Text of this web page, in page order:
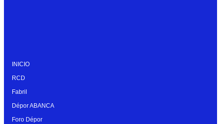
INICIO
RCD
Fabril
Dépor ABANCA
Foro Dépor